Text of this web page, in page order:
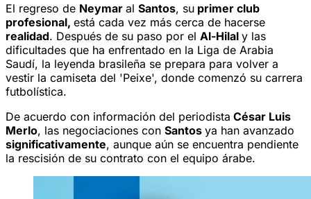
El regreso de Neymar al Santos, su primer club
profesional, está cada vez más cerca de hacerse
realidad. Después de su paso por el Al-Hilal y las
dificultades que ha enfrentado en la Liga de Arabia
Saudí, la leyenda brasileña se prepara para volver a
vestir la camiseta del 'Peixe', donde comenzó su carrera
futbolística.
De acuerdo con información del periodista César Luis
Merlo, las negociaciones con Santos ya han avanzado
significativamente, aunque aún se encuentra pendiente
la rescisión de su contrato con el equipo árabe.